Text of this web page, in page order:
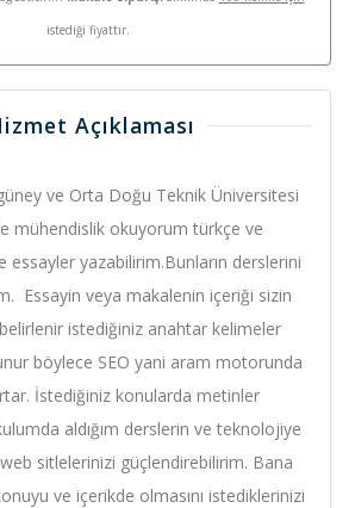
istediği fiyattır.
Açıklaması
ve Orta Doğu Teknik Üniversitesi
mühendislik okuyorum türkçe ve
essayler yazabilirim.Bunların derslerini
Essayin veya makalenin içeriği sizin
istediğiniz anahtar kelimeler
böylece SEO yani aram motorunda
İstediğiniz konularda metinler
aldığım derslerin ve teknolojiye
web sitlelerinizi güçlendirebilirim. Bana
ve içerikde olmasını istediklerinizi